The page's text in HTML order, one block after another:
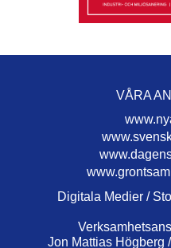
VÅRA
Digitala Medier /
Jon Mattias Högberg /